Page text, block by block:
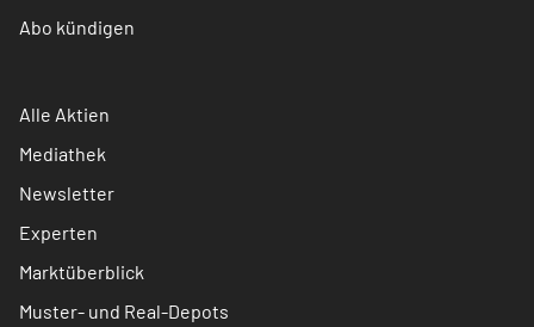
Abo kündigen
Alle Aktien
Mediathek
Newsletter
Experten
Marktüberblick
Muster- und Real-Depots